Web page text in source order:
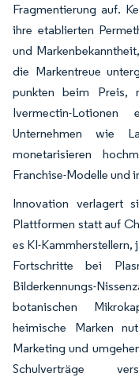
Fragmentierung auf.
ihre etablierten
und
die Markentreue
punkten beim Preis,
Ivermectin-Lotionen
Unternehmen wie
monetarisieren
Franchise-Modelle und
Innovation verlagert
Plattformen statt auf
es KI-Kammherstellern,
Fortschritte bei
Bilderkennungs-
botanischen
heimische Marken
Marketing und
Schulverträge